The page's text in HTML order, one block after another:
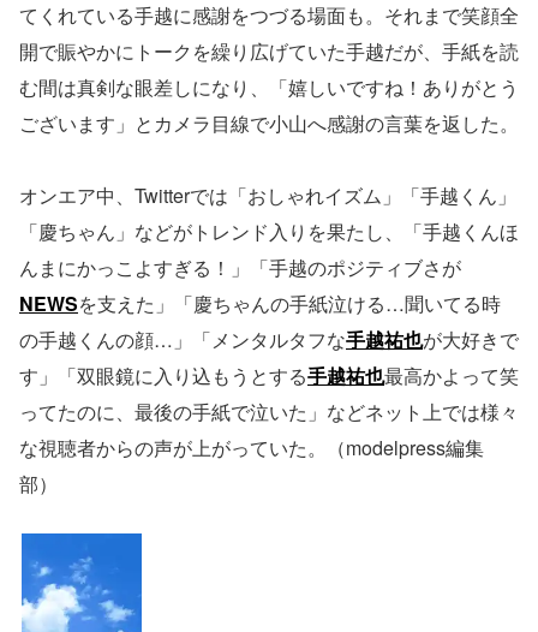
てくれている手越に感謝をつづる場面も。それまで笑顔全
開で賑やかにトークを繰り広げていた手越だが、手紙を読
む間は真剣な眼差しになり、「嬉しいですね！ありがとう
ございます」とカメラ目線で小山へ感謝の言葉を返した。
オンエア中、Twitterでは「おしゃれイズム」「手越くん」
「慶ちゃん」などがトレンド入りを果たし、「手越くんほ
んまにかっこよすぎる！」「手越のポジティブさが
NEWSを支えた」「慶ちゃんの手紙泣ける…聞いてる時
の手越くんの顔…」「メンタルタフな手越祐也が大好きで
す」「双眼鏡に入り込もうとする手越祐也最高かよって笑
ってたのに、最後の手紙で泣いた」などネット上では様々
な視聴者からの声が上がっていた。（modelpress編集
部）